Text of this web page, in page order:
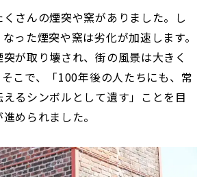
さんの煙突や窯がありました。し
った煙突や窯は劣化が加速します。
が取り壊され、街の風景は大きく
こで、「100年後の人たちにも、常
るシンボルとして遺す」ことを目
められました。